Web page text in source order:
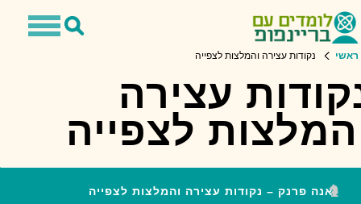
Toggle
Toggle
ראשי נקודות עצירה והמלצות לצפייה
עצירה
לצפייה
אנה פרנק – נקודות עצירה והמלצות לצפייה